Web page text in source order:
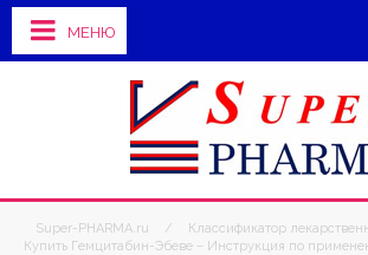
МЕНЮ
Super-PHARMA.ru / Классификатор
Купить Гемцитабин-Эбеве – Инструкция по